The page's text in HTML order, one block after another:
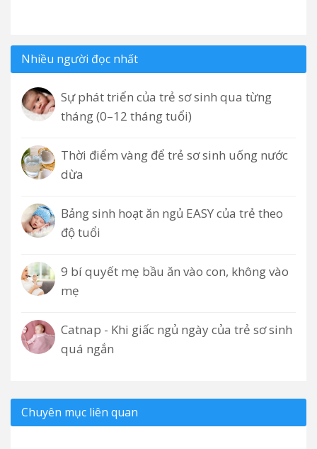
Nhiều người đọc nhất
Sự phát triển của trẻ sơ sinh qua từng
tháng (0–12 tháng tuổi)
Thời điểm vàng để trẻ sơ sinh uống nước
dừa
Bảng sinh hoạt ăn ngủ EASY của trẻ theo
độ tuổi
9 bí quyết mẹ bầu ăn vào con, không vào
mẹ
Catnap - Khi giấc ngủ ngày của trẻ sơ sinh
quá ngắn
Chuyên mục liên quan